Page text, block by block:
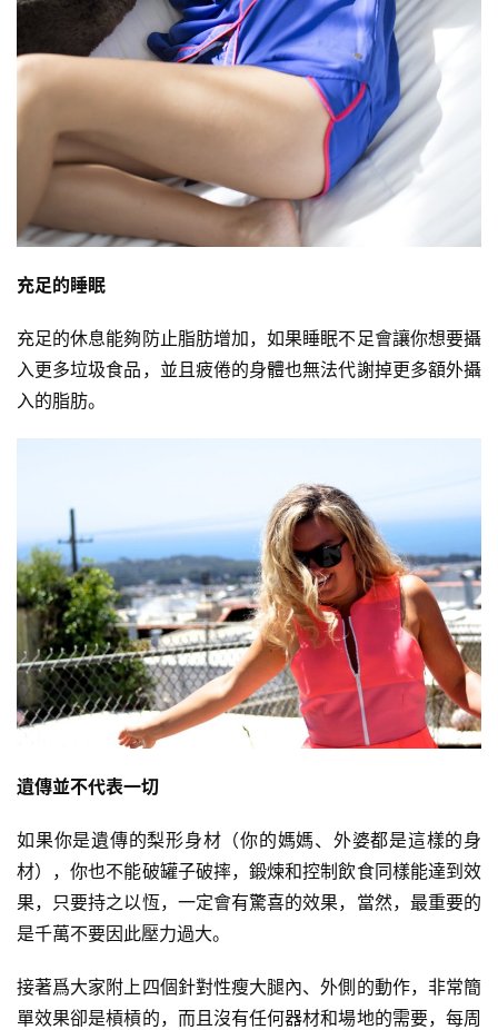
充足的睡眠
充足的休息能夠防止脂肪增加，如果睡眠不足會讓你想要攝
入更多垃圾食品，並且疲倦的身體也無法代謝掉更多額外攝
入的脂肪。
遺傳並不代表一切
如果你是遺傳的梨形身材（你的媽媽、外婆都是這樣的身
材），你也不能破罐子破摔，鍛煉和控制飲食同樣能達到效
果，只要持之以恆，一定會有驚喜的效果，當然，最重要的
是千萬不要因此壓力過大。
接著爲大家附上四個針對性瘦大腿內、外側的動作，非常簡
單效果卻是槓槓的，而且沒有任何器材和場地的需要，每周